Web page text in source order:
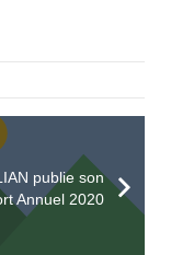
publie son
Annuel 2020